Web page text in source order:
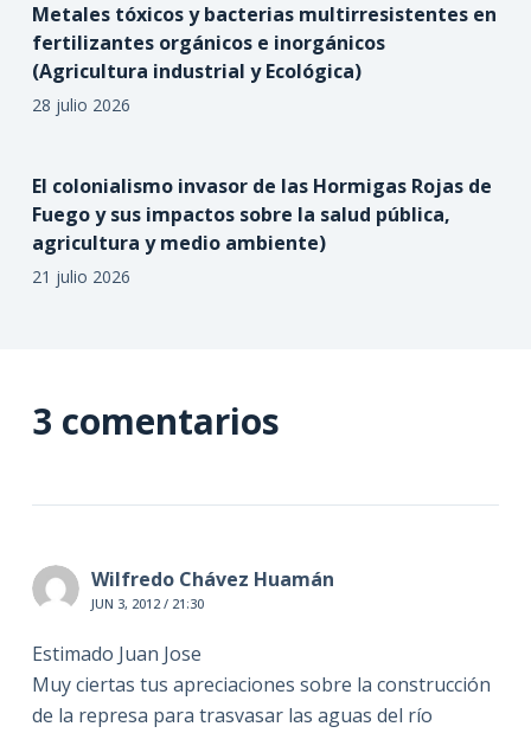
Metales tóxicos y bacterias multirresistentes en
fertilizantes orgánicos e inorgánicos
(Agricultura industrial y Ecológica)
28 julio 2026
El colonialismo invasor de las Hormigas Rojas de
Fuego y sus impactos sobre la salud pública,
agricultura y medio ambiente)
21 julio 2026
3 comentarios
Wilfredo Chávez Huamán
JUN 3, 2012 / 21:30
Estimado Juan Jose
Muy ciertas tus apreciaciones sobre la construcción
de la represa para trasvasar las aguas del río